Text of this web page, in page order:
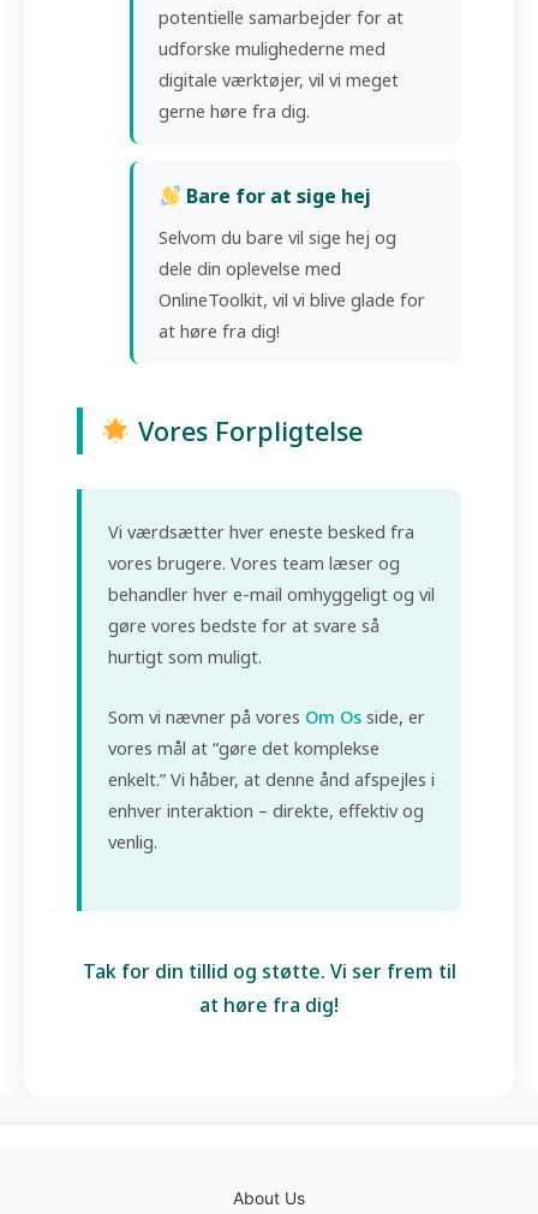
potentielle samarbejder for at
udforske mulighederne med
digitale værktøjer, vil vi meget
gerne høre fra dig.
Bare for at sige hej
Selvom du bare vil sige hej og
dele din oplevelse med
OnlineToolkit, vil vi blive glade for
at høre fra dig!
Vores Forpligtelse
Vi værdsætter hver eneste besked fra
vores brugere. Vores team læser og
behandler hver e-mail omhyggeligt og vil
gøre vores bedste for at svare så
hurtigt som muligt.
Som vi nævner på vores Om Osside, er
vores mål at “gøre det komplekse
enkelt.” Vi håber, at denne ånd afspejles i
enhver interaktion – direkte, effektiv og
venlig.
Tak for din tillid og støtte. Vi ser frem til
at høre fra dig!
About Us